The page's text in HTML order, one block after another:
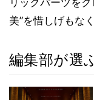
リックパーツを
美”を惜しげもな
編集部が選